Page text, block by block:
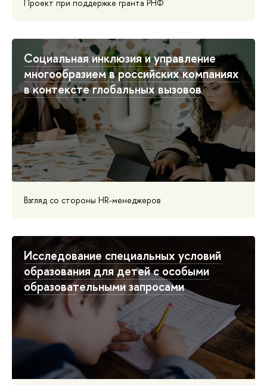
Проект при поддержке гранта РНФ
Социальная инклюзия и управление
многообразием в российских компаниях
в контексте глобальных вызовов
Взгляд со стороны HR-менеджеров
Исследование специальных условий
образования для детей с особыми
образовательными запросами